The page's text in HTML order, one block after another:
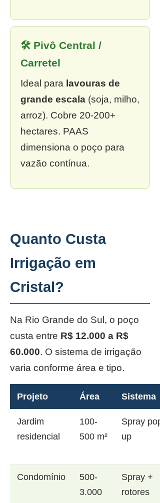
🛠 Pivô Central /
Carretel
Ideal para lavouras de
grande escala (soja, milho,
arroz). Cobre 20-200+
hectares. PAAS
dimensiona o poço para
vazão contínua.
Quanto Custa
Irrigação em
Cristal?
Na Rio Grande do Sul, o poço
custa entre R$ 12.000 a R$
60.000. O sistema de irrigação
varia conforme área e tipo.
Projeto Área Sistema
Jardim
residencial
100-
500 m²
Spray pop-
up
Condomínio
500-
3.000
Spray +
rotores